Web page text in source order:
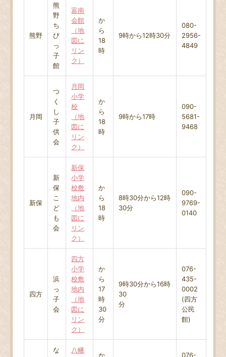
熊野
熊
野
ち
び
っ
子
館
富南
会館
（地
図に
リン
ク）
か
ら
18
時
9時から12時30分
080-
2956-
4849
月岡
つ
く
し
子
供
会
月岡
小学
校
（地
図に
リン
ク）
か
ら
18
時
9時から17時
090-
5681-
9468
新保
新
保
こ
ど
も
会
新保
小学
校敷
地内
（地
図に
リン
ク）
か
ら
18
時
8時30分から12時
30分
090-
9769-
0140
四方
浜
っ
子
会
四方
小学
校敷
地内
（地
図に
リン
ク）
か
ら
17
時
30
分
9時30分から16時
30
分
076-
435-
0002
(四方
公民
館)
な
八幡
か
076-